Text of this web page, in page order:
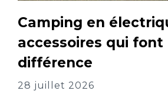
Camping en
accessoires qui font
différence
28 juillet 2026